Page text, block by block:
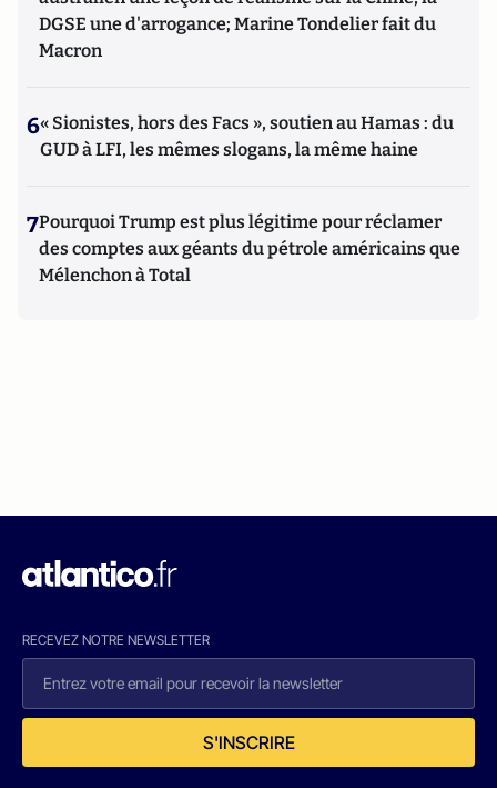
DGSE une d'arrogance; Marine Tondelier fait du
Macron
6« Sionistes, hors des Facs », soutien au Hamas : du
GUD à LFI, les mêmes slogans, la même haine
7Pourquoi Trump est plus légitime pour réclamer
des comptes aux géants du pétrole américains que
Mélenchon à Total
RECEVEZ NOTRE NEWSLETTER
S'INSCRIRE